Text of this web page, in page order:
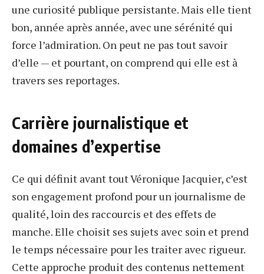
une curiosité publique persistante. Mais elle tient
bon, année après année, avec une sérénité qui
force l’admiration. On peut ne pas tout savoir
d’elle — et pourtant, on comprend qui elle est à
travers ses reportages.
Carrière journalistique et
domaines d’expertise
Ce qui définit avant tout Véronique Jacquier, c’est
son engagement profond pour un journalisme de
qualité, loin des raccourcis et des effets de
manche. Elle choisit ses sujets avec soin et prend
le temps nécessaire pour les traiter avec rigueur.
Cette approche produit des contenus nettement